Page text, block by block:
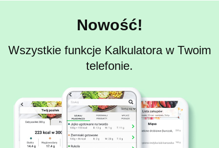
Nowość!
Wszystkie funkcje Kalkulatora w Twoim
telefonie.